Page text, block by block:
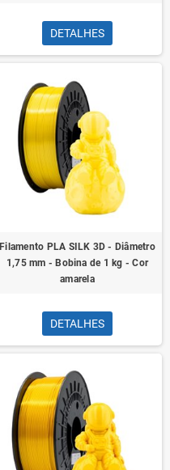
DETALHES
Filamento PLA SILK 3D - Diâmetro
1,75 mm - Bobina de 1 kg - Cor
amarela
DETALHES